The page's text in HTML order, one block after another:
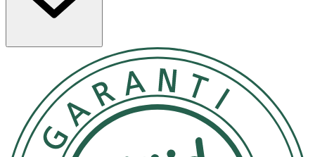
Pumpa en lämplig mängd i händerna och applicera jämnt
på huden.
Undvik att förvara produkten i direkt solljus.
OK för gravida och ammande:
Ingredienser:
Purified Water, Centella Asiatica Leaf Water(38%),